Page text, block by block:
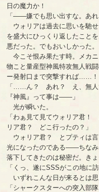
日の魔力か！
「――嫌でも思い出すな。あれ
ウォリアは過去に思いを馳
を盛大にひっくり返したこと
悪だった。でもおいしかった。
今こそ恨み果たす時。メカ
物こと量産型神風特攻無人戦
ー発射口まで突撃すれば……！
「……ん？ あれ？ え、無人
『神風』って事は――」
光が瞬いた。
「わぁ見て見てウォリア君
リア君？ どこ行ったの？」
ウォリア君？ とプティは言
光になったのである――ちなみ
落下してきたのは秘密だ。き
「くっ、遂にSSSがこの地に
いずれこんな日が来るとは思
「シャークスターへの突入部